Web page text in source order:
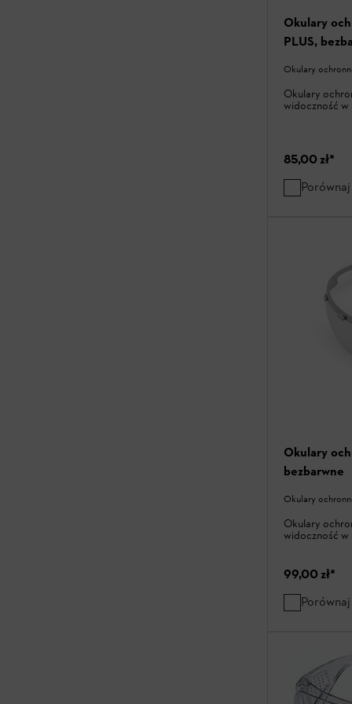
Okulary
PLUS,
Okulary
Okulary
widoczność w
85,00 zł*
Porównaj
Okulary
bezbarwne
Okulary
Okulary
widoczność w
99,00 zł*
Porównaj